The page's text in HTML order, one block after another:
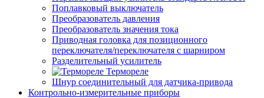
Поплавковый выключатель
Преобразователь давления
Преобразователь значения тока
Приводная головка для позиционного
переключателя/переключателя с шарниром
Разделительный усилитель
Термореле
Шнур соединительный для датчика-привода
Контрольно-измерительные приборы